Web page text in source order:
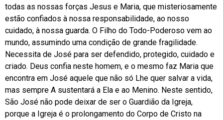
todas as nossas forças Jesus e Maria, que misteriosamente
estão confiados à nossa responsabilidade, ao nosso
cuidado, à nossa guarda. O Filho do Todo-Poderoso vem ao
mundo, assumindo uma condição de grande fragilidade.
Necessita de José para ser defendido, protegido, cuidado e
criado. Deus confia neste homem, e o mesmo faz Maria que
encontra em José aquele que não só Lhe quer salvar a vida,
mas sempre A sustentará a Ela e ao Menino. Neste sentido,
São José não pode deixar de ser o Guardião da Igreja,
porque a Igreja é o prolongamento do Corpo de Cristo na